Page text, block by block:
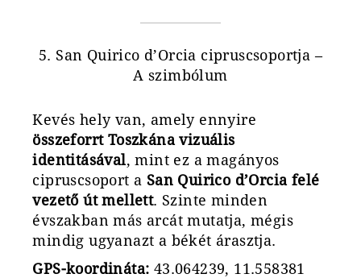
5. San Quirico d’Orcia cipruscsoportja –
A szimbólum
Kevés hely van, amely ennyire
összeforrt Toszkána vizuális
identitásával, mint ez a magányos
cipruscsoport a San Quirico d’Orcia felé
vezető út mellett. Szinte minden
évszakban más arcát mutatja, mégis
mindig ugyanazt a békét árasztja.
GPS-koordináta: 43.064239, 11.558381